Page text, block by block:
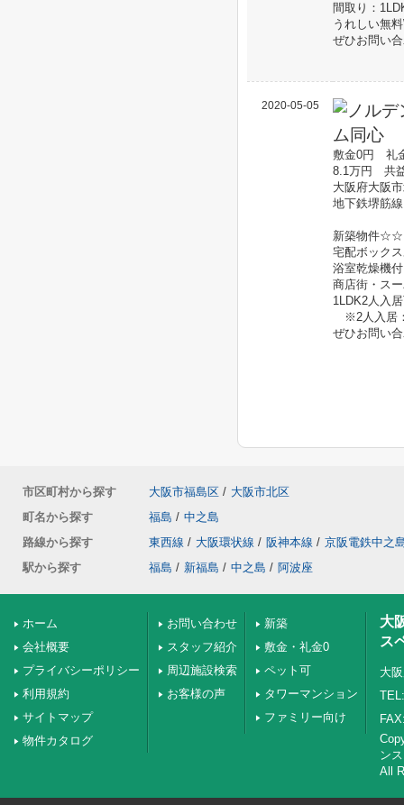
間取り：
うれしい無
ぜひお問い
2020-05-05
敷金0円 礼
8.1万円 共
大阪府大阪
地下鉄堺筋
新築物件☆☆
宅配ボック
浴室乾燥機
商店街・ス
1LDK2人入
※2人入居
ぜひお問い
市区町村から探す 大阪市福島区 / 大阪市北区
町名から探す
福島 / 中之島
路線から探す
東西線 / 大阪環状線 / 阪神本線 / 京阪電鉄中之
駅から探す
福島 / 新福島 / 中之島 / 阿波座
ホーム
会社概要
プライバシーポリシー
利用規約
サイトマップ
物件カタログ
お問い合わせ
スタッフ紹介
周辺施設検索
お客様の声
新築
敷金・礼金0
ペット可
タワーマンション
ファミリー向け
大
ス
大
ンス
All